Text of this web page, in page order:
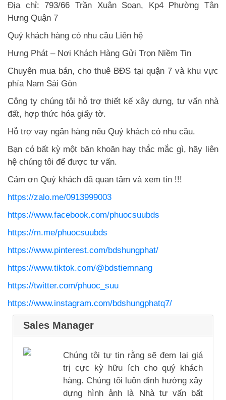
Địa chỉ: 793/66 Trần Xuân Soạn, Kp4 Phường Tân
Hưng Quận 7
Quý khách hàng có nhu cầu Liên hệ
Hưng Phát – Nơi Khách Hàng Gửi Trọn Niềm Tin
Chuyên mua bán, cho thuê BĐS tại quận 7 và khu vực
phía Nam Sài Gòn
Công ty chúng tôi hỗ trợ thiết kế xây dựng, tư vấn nhà
đất, hợp thức hóa giấy tờ.
Hỗ trợ vay ngân hàng nếu Quý khách có nhu cầu.
Bạn có bất kỳ một băn khoăn hay thắc mắc gì, hãy liên
hệ chúng tôi để được tư vấn.
Cảm ơn Quý khách đã quan tâm và xem tin !!!
https://zalo.me/0913999003
https://www.facebook.com/phuocsuubds
https://m.me/phuocsuubds
https://www.pinterest.com/bdshungphat/
https://www.tiktok.com/@bdstiemnang
https://twitter.com/phuoc_suu
https://www.instagram.com/bdshungphatq7/
Sales Manager
Chúng tôi tự tin rằng sẽ đem lại giá
trị cực kỳ hữu ích cho quý khách
hàng. Chúng tôi luôn định hướng xây
dựng hình ảnh là Nhà tư vấn bất